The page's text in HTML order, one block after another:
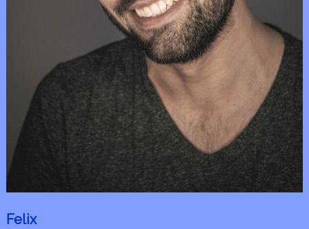
Felix